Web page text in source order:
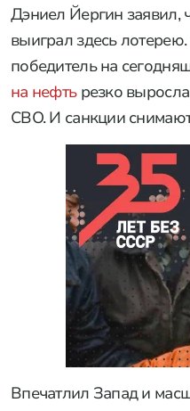
Дэниел Йергин заявил,
выиграл здесь
победитель на
на нефть резко
СВО. И санкции
Впечатлил Запад и